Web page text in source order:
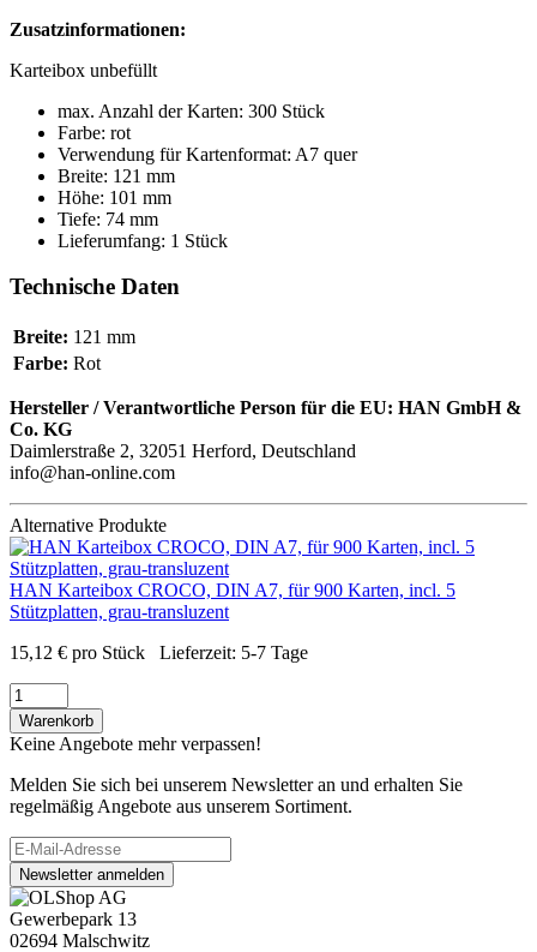
Zusatzinformationen:
Karteibox unbefüllt
max. Anzahl der Karten: 300 Stück
Farbe: rot
Verwendung für Kartenformat: A7 quer
Breite: 121 mm
Höhe: 101 mm
Tiefe: 74 mm
Lieferumfang: 1 Stück
Technische Daten
Breite: 121 mm
Farbe: Rot
Hersteller / Verantwortliche Person für die EU: HAN GmbH &
Co. KG
Daimlerstraße 2, 32051 Herford, Deutschland
info@han-online.com
Alternative Produkte
HAN Karteibox CROCO, DIN A7, für 900 Karten, incl. 5
Stützplatten, grau-transluzent
15,12 € pro Stück Lieferzeit: 5-7 Tage
Warenkorb
Keine Angebote mehr verpassen!
Melden Sie sich bei unserem Newsletter an und erhalten Sie
regelmäßig Angebote aus unserem Sortiment.
Newsletter anmelden
Gewerbepark 13
02694 Malschwitz